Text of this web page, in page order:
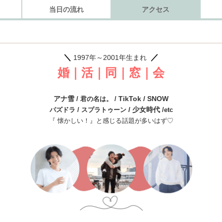
当日の流れ アクセス
＼ 1997年～2001年生まれ ／
婚｜活｜同｜窓｜会
アナ雪 / 君の名は。 / TikTok / SNOW
パズドラ / スプラトゥーン / 少女時代/etc
『 懐かしい！』と感じる話題が多いはず♡